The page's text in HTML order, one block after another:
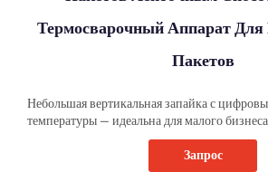
Термосварочный Аппарат
Пакетов
Небольшая вертикальная запайка с
температуры — идеальна для малого бизнеса
Запрос